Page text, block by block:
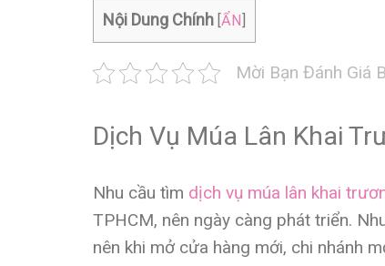
Nội Dung Chính ẨN
Mời Bạn Đánh Giá
Dịch Vụ Múa Lân Khai
Nhu cầu tìm dịch vụ múa lân khai
TPHCM, nên ngày càng phát triển.
nên khi mở cửa hàng mới, chi nhánh